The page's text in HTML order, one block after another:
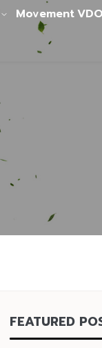
MovementVDO
FEATURED